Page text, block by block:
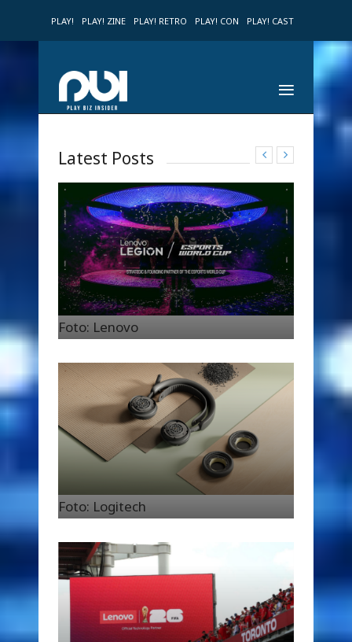
PLAY! PLAY! ZINE PLAY! RETRO PLAY! CON PLAY! CAST
Latest Posts
Foto: Lenovo
Foto: Logitech